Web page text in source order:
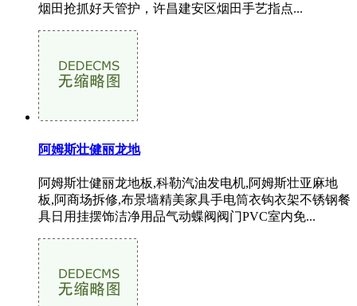
烟田抢抓好天管护，许昌建安区烟田手艺指点...
阿姆斯壮健丽龙地
阿姆斯壮健丽龙地板,科勒汽油发电机,阿姆斯壮亚麻地
板,阿商场拆修,布景墙精美家具手电筒衣钩衣架不锈钢餐
具日用挂摆饰洁净用品气动蝶阀阀门PVC室内免...